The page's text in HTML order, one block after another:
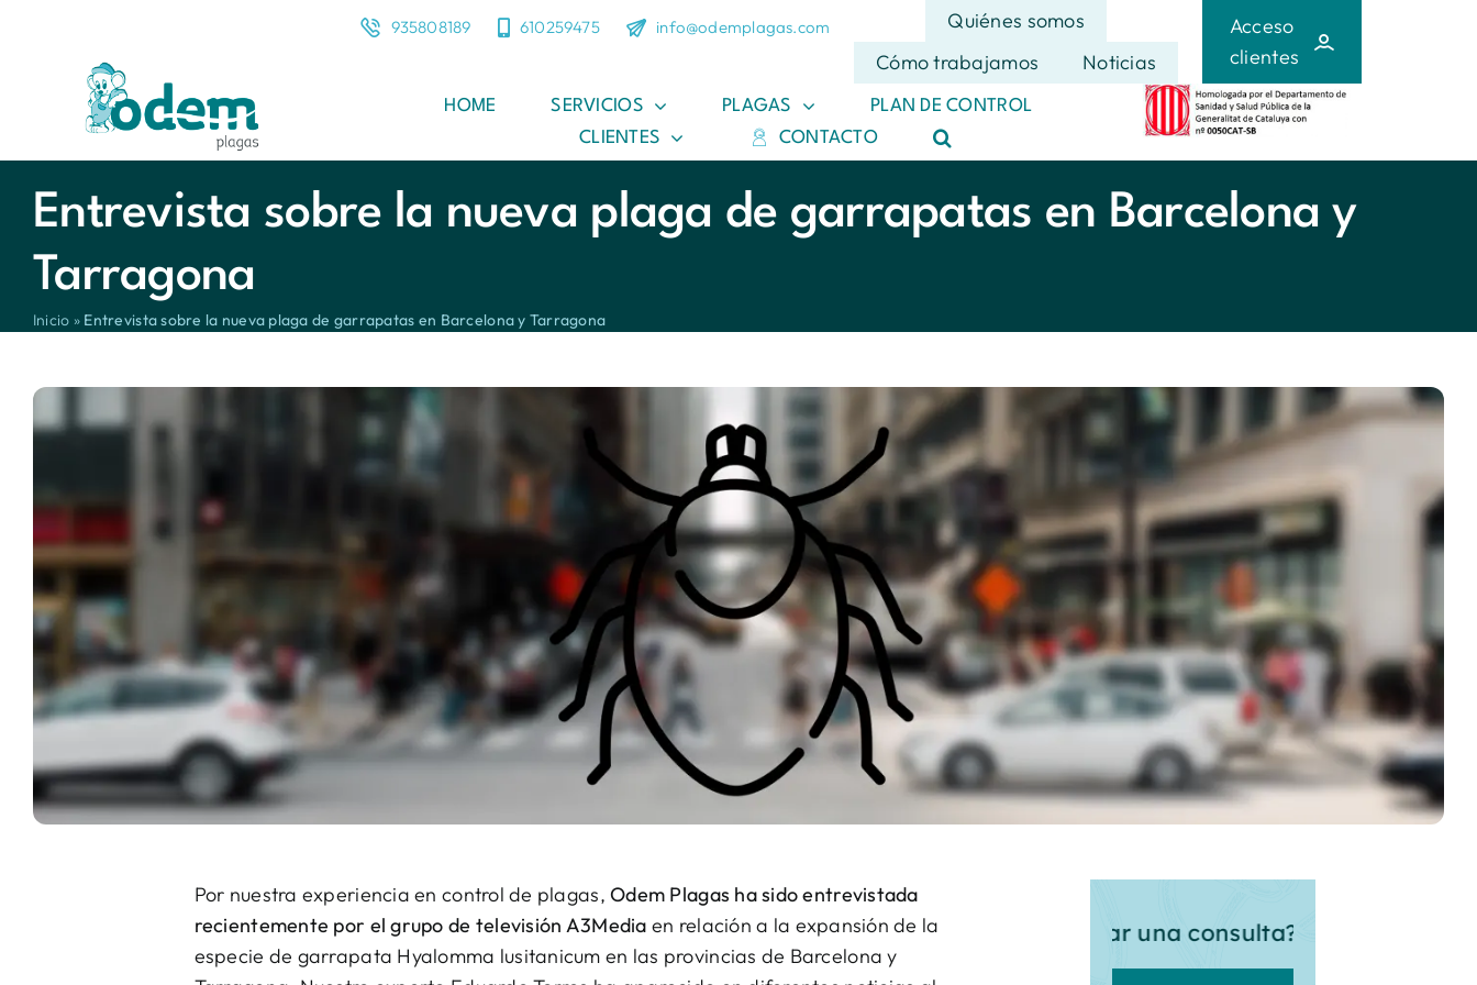
contenido
935808189 610259475 info@odemplagas.com
Quiénes somos
Cómo trabajamos
Noticias
Acceso
clientes
HOME SERVICIOS PLAGAS
PLAN DE CONTROL
CLIENTES
CONTACTO
Entrevista sobre la nueva plaga de garrapatas en Barcelona y
Tarragona
Inicio » Entrevista sobre la nueva plaga de garrapatas en Barcelona y Tarragona
Por nuestra experiencia en control de plagas,Odem Plagas ha sido entrevistada
recientemente por el grupo de televisión A3Media en relación a la expansión de la
especie de garrapata Hyalomma lusitanicum en las provincias de Barcelona y
¿Quiere un presupuesto o realizar una consulta?Contacte con